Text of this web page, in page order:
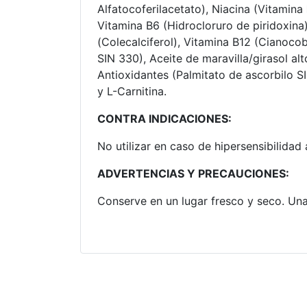
Alfatocoferilacetato), Niacina
Vitamina B6 (Hidrocloruro de
(Colecalciferol), Vitamina B12
SIN 330), Aceite de maravilla/girasol
Antioxidantes (Palmitato de ascorbilo
y L-Carnitina.
CONTRA INDICACIONES:
No utilizar en caso de
ADVERTENCIAS Y PRECAUCIONES:
Conserve en un lugar fresco y seco.